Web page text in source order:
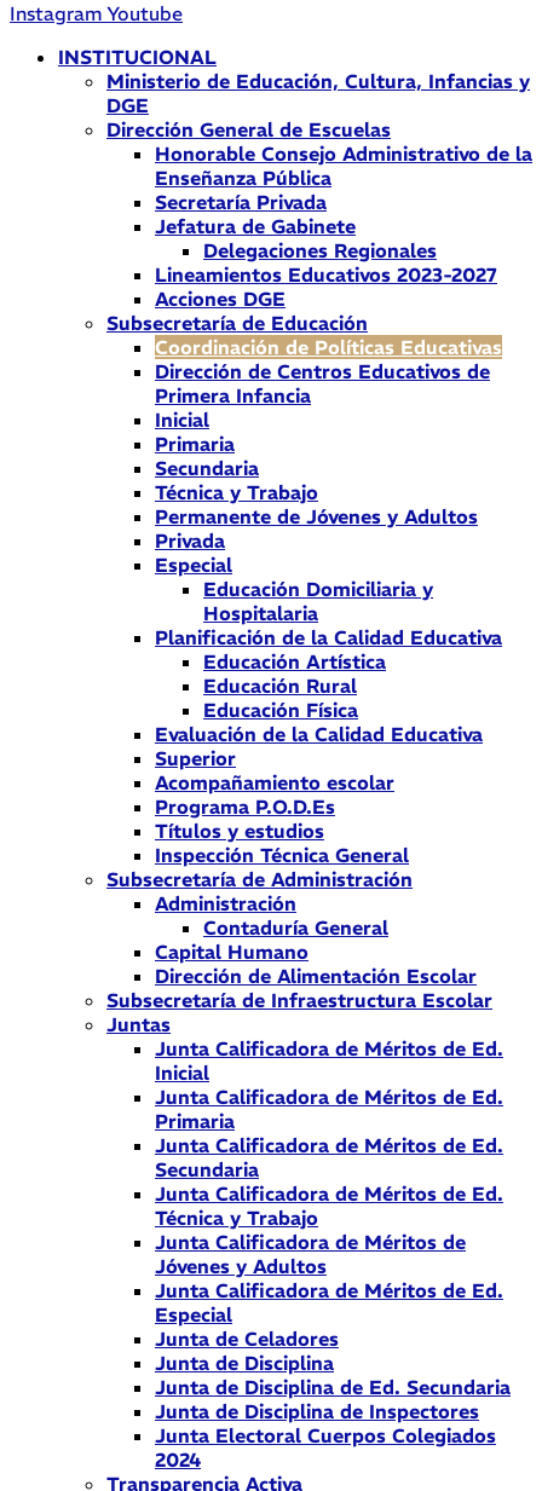
Instagram Youtube
INSTITUCIONAL
Ministerio de Educación, Cultura, Infancias y
DGE
Dirección General de Escuelas
Honorable Consejo Administrativo de la
Enseñanza Pública
Secretaría Privada
Jefatura de Gabinete
Delegaciones Regionales
Lineamientos Educativos 2023-2027
Acciones DGE
Subsecretaría de Educación
Coordinación de Políticas Educativas
Dirección de Centros Educativos de
Primera Infancia
Inicial
Primaria
Secundaria
Técnica y Trabajo
Permanente de Jóvenes y Adultos
Privada
Especial
Educación Domiciliaria y
Hospitalaria
Planificación de la Calidad Educativa
Educación Artística
Educación Rural
Educación Física
Evaluación de la Calidad Educativa
Superior
Acompañamiento escolar
Programa P.O.D.Es
Títulos y estudios
Inspección Técnica General
Subsecretaría de Administración
Administración
Contaduría General
Capital Humano
Dirección de Alimentación Escolar
Subsecretaría de Infraestructura Escolar
Juntas
Junta Calificadora de Méritos de Ed.
Inicial
Junta Calificadora de Méritos de Ed.
Primaria
Junta Calificadora de Méritos de Ed.
Secundaria
Junta Calificadora de Méritos de Ed.
Técnica y Trabajo
Junta Calificadora de Méritos de
Jóvenes y Adultos
Junta Calificadora de Méritos de Ed.
Especial
Junta de Celadores
Junta de Disciplina
Junta de Disciplina de Ed. Secundaria
Junta de Disciplina de Inspectores
Junta Electoral Cuerpos Colegiados
2024
Transparencia Activa